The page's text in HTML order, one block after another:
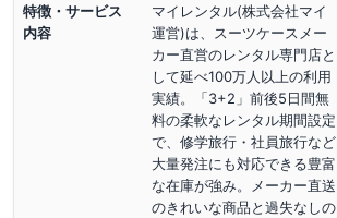
特徴・サービス
内容
マイレンタル(株式会社マイ
運営)は、スーツケースメー
カー直営のレンタル専門店と
して延べ100万人以上の利用
実績。「3+2」前後5日間無
料の柔軟なレンタル期間設定
で、修学旅行・社員旅行など
大量発注にも対応できる豊富
な在庫が強み。メーカー直送
のきれいな商品と過失なしの